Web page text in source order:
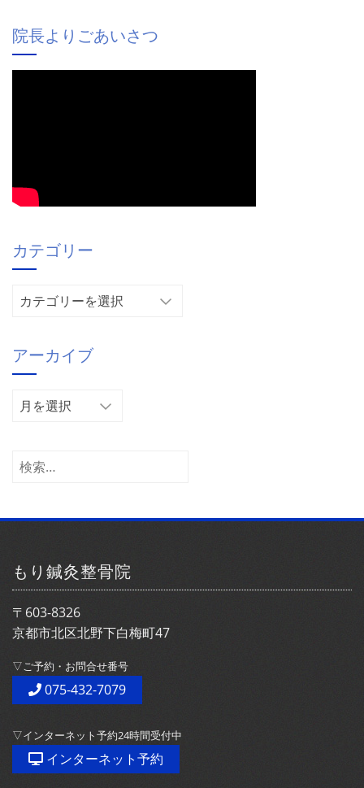
院長よりごあいさつ
カテゴリー
リ
ー
アーカイブ
ア
イ
検
もり鍼灸整骨院
〒603-8326
京都市北区北野下白梅町47
▽ご予約・お問合せ番号
075-432-7079
▽インターネット予約24時間受付中
インターネット予約